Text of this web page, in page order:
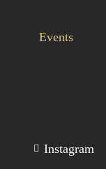
Events
Instagram